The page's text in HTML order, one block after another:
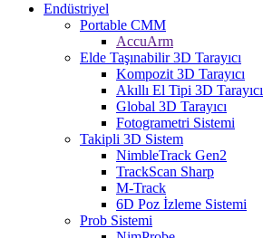
Endüstriyel
Portable CMM
AccuArm
Elde Taşınabilir 3D Tarayıcı
Kompozit 3D Tarayıcı
Akıllı El Tipi 3D Tarayıcı
Global 3D Tarayıcı
Fotogrametri Sistemi
Takipli 3D Sistem
NimbleTrack Gen2
TrackScan Sharp
M-Track
6D Poz İzleme Sistemi
Prob Sistemi